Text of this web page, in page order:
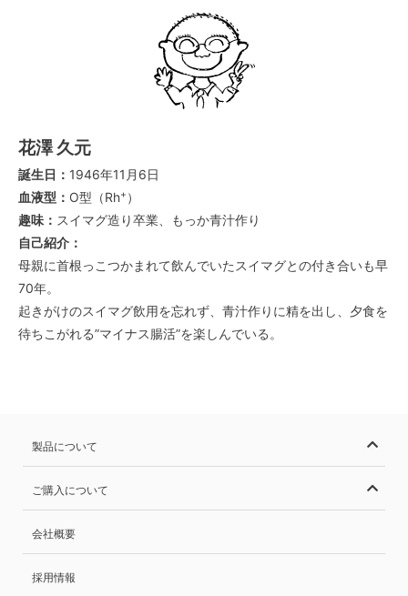
花澤 久元
誕生日： 1946年11月6日
血液型： O型（Rh+ ）
趣味： スイマグ造り卒業、もっか青汁作り
自己紹介：
母親に首根っこつかまれて飲んでいたスイマグとの付き合いも早
70年。
起きがけのスイマグ飲用を忘れず、青汁作りに精を出し、夕食を
待ちこがれる”マイナス腸活”を楽しんでいる。
製品について
ご購入について
会社概要
採用情報